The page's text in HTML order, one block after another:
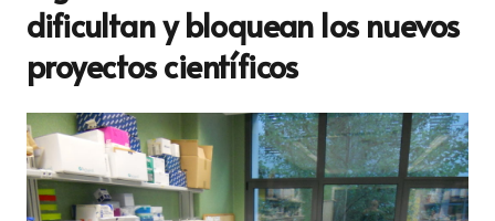
dificultan y bloquean los nuevos
proyectos científicos